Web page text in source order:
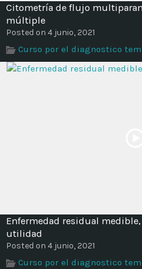
Citometría de flujo
múltiple
Posted on 4 junio, 2021
Curso por el diagnostico
Enfermedad residual
utilidad
Posted on 4 junio, 2021
Curso por el diagnostico